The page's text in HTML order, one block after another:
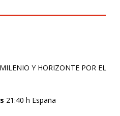
Y HORIZONTE POR EL
21:40 h España